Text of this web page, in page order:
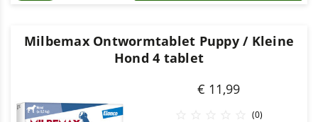
Milbemax Ontwormtablet Puppy / Kleine
Hond 4 tablet
€ 11,99
(0)